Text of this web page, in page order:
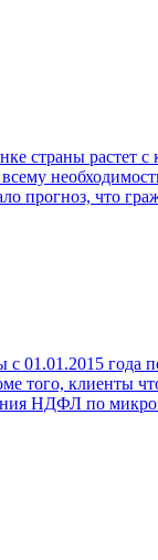
страны
прогноз, что
01.01.2015
клиенты
НДФЛ по